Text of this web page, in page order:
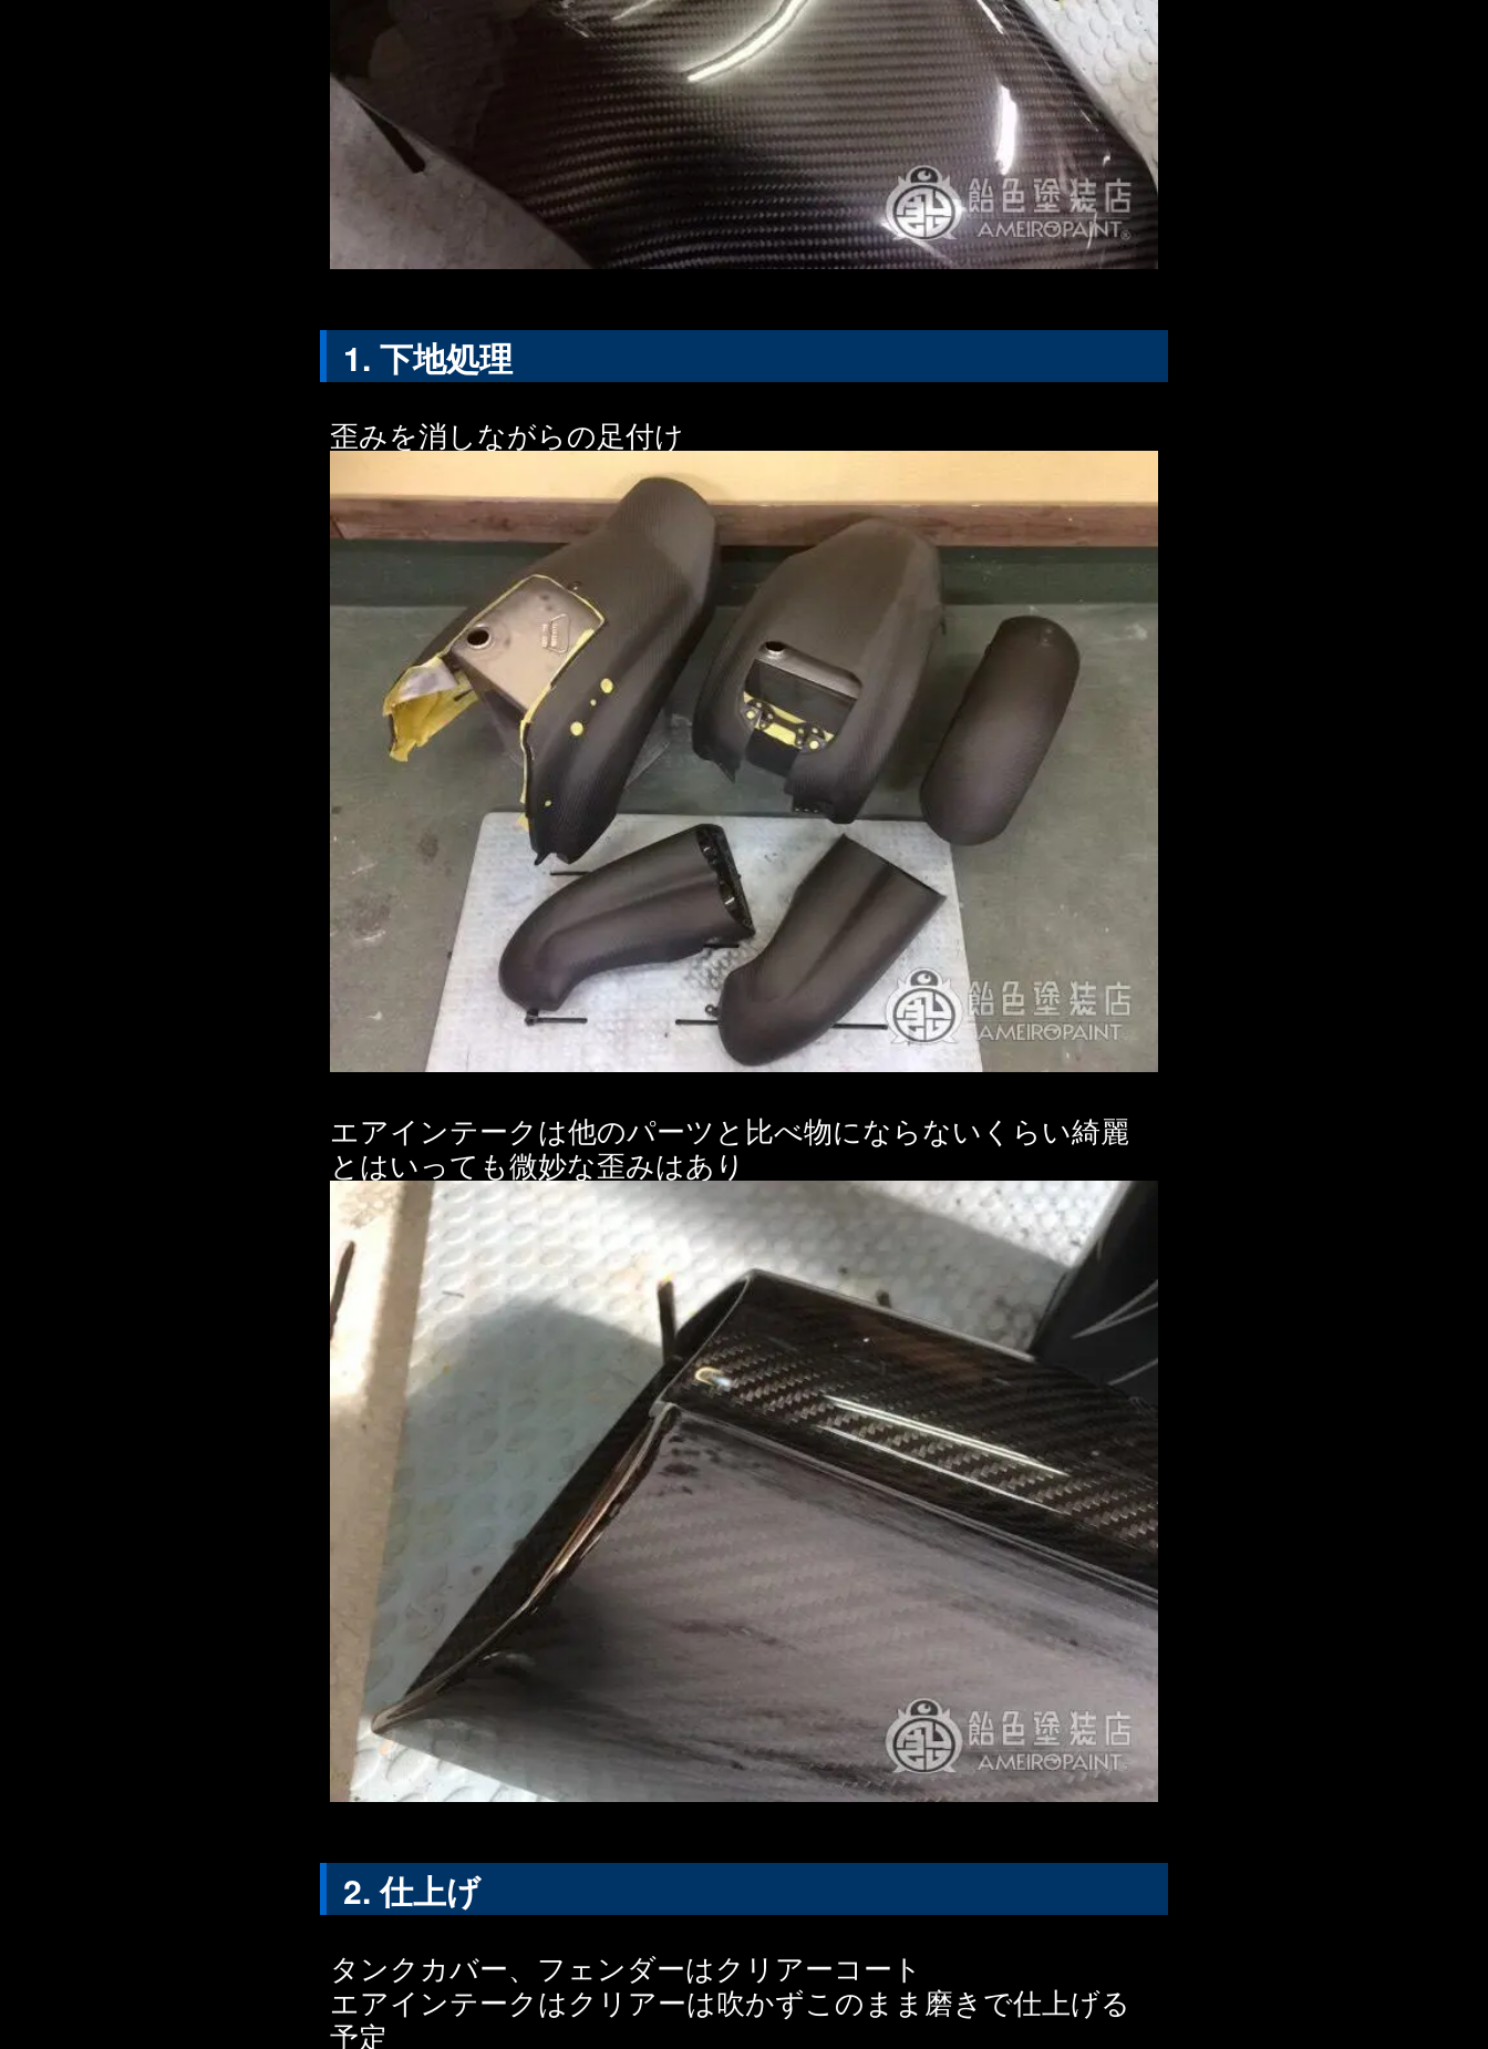
下地処理
歪みを消しながらの足付け
エアインテークは他のパーツと比べ物にならないくらい綺麗
とはいっても微妙な歪みはあり
仕上げ
タンクカバー、フェンダーはクリアーコート
エアインテークはクリアーは吹かずこのまま磨きで仕上げる
予定